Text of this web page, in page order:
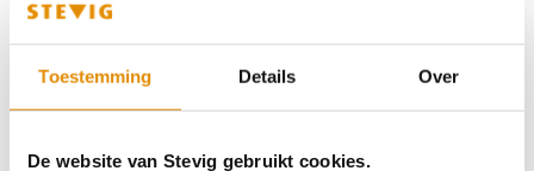
Toestemming Details Over
De website van Stevig gebruikt cookies.
De betrokken manager vanuit STEVIG vertelt daarover: